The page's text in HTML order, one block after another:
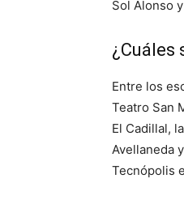
Sol Alonso
¿Cuáles
Entre los
Teatro San
El Cadillal,
Avellaneda
Tecnópolis